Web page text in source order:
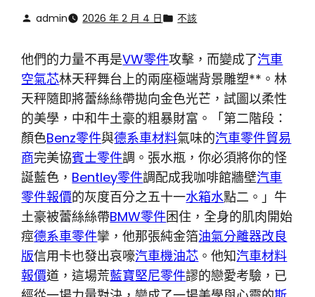
admin 2026 年 2 月 4 日 不該
他們的力量不再是VW零件攻擊，而變成了汽車
空氣芯林天秤舞台上的兩座極端背景雕塑**。林
天秤隨即將蕾絲絲帶拋向金色光芒，試圖以柔性
的美學，中和牛土豪的粗暴財富。「第二階段：
顏色Benz零件與德系車材料氣味的汽車零件貿易
商完美協賓士零件調。張水瓶，你必須將你的怪
誕藍色， Bentley零件調配成我咖啡館牆壁汽車
零件報價的灰度百分之五十一水箱水點二。」牛
土豪被蕾絲絲帶BMW零件困住，全身的肌肉開始
痙德系車零件攣，他那張純金箔油氣分離器改良
版信用卡也發出哀嚎汽車機油芯 。他知汽車材料
報價道，這場荒藍寶堅尼零件謬的戀愛考驗，已